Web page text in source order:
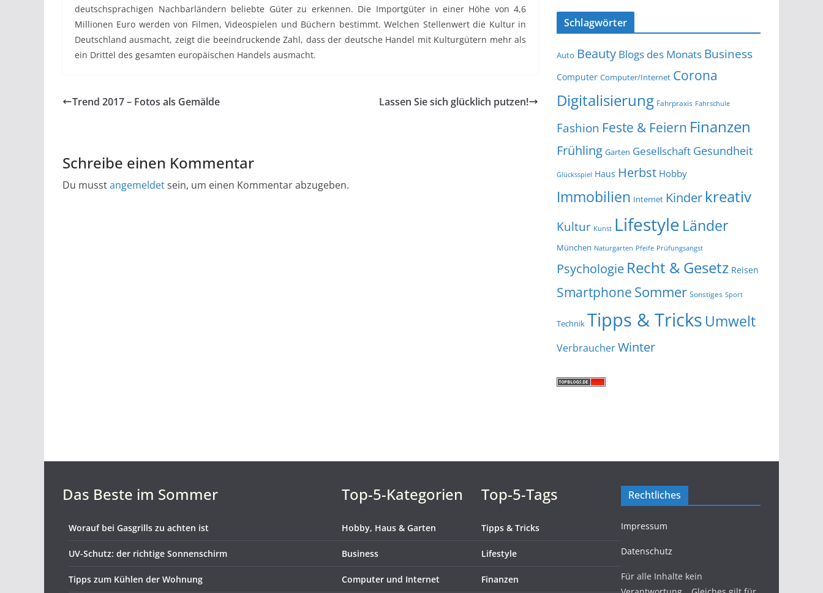
deutschsprachigen Nachbarländern beliebte Güter zu erkennen. Die Importgüter in einer Höhe von 4,6
Millionen Euro werden von Filmen, Videospielen und Büchern bestimmt. Welchen Stellenwert die Kultur in
Deutschland ausmacht, zeigt die beeindruckende Zahl, dass der deutsche Handel mit Kulturgütern mehr als
ein Drittel des gesamten europäischen Handels ausmacht.
Trend 2017 – Fotos als Gemälde Lassen Sie sich glücklich putzen!
Schreibe einen Kommentar
Du musstangemeldetsein, um einen Kommentar abzugeben.
Schlagwörter
Auto Beauty Blogs des Monats Business
Computer Computer/Internet Corona
Digitalisierung Fahrpraxis Fahrschule
Fashion Feste & Feiern Finanzen
Frühling Garten Gesellschaft Gesundheit
Glücksspiel Haus Herbst Hobby
Immobilien Internet Kinder kreativ
Kultur Kunst Lifestyle Länder
München Naturgarten Pfeife Prüfungsangst
Psychologie Recht & Gesetz Reisen
Smartphone Sommer Sonstiges Sport
Technik Tipps & Tricks Umwelt
VerbraucherWinter
Das Beste im Sommer
Worauf bei Gasgrills zu achten ist
UV-Schutz: der richtige Sonnenschirm
Tipps zum Kühlen der Wohnung
Top-5-Kategorien
Hobby, Haus & Garten
Business
Computer und Internet
Top-5-Tags
Tipps & Tricks
Lifestyle
Finanzen
Rechtliches
Impressum
Datenschutz
Für alle Inhalte kein